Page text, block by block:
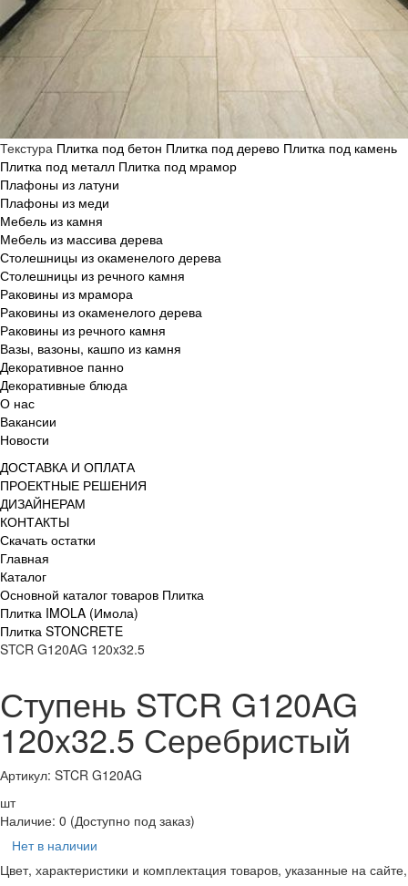
Текстура Плитка под бетон Плитка под дерево Плитка под камень
Плитка под металл Плитка под мрамор
Плафоны из латуни
Плафоны из меди
Мебель из камня
Мебель из массива дерева
Столешницы из окаменелого дерева
Столешницы из речного камня
Раковины из мрамора
Раковины из окаменелого дерева
Раковины из речного камня
Вазы, вазоны, кашпо из камня
Декоративное панно
Декоративные блюда
О нас
Вакансии
Новости
ДОСТАВКА И ОПЛАТА
ПРОЕКТНЫЕ РЕШЕНИЯ
ДИЗАЙНЕРАМ
КОНТАКТЫ
Скачать остатки
Главная
Каталог
Основной каталог товаров Плитка
Плитка IMOLA (Имола)
Плитка STONCRETE
STCR G120AG 120x32.5
Ступень STCR G120AG
120x32.5 Серебристый
Артикул: STCR G120AG
шт
Наличие: 0 (Доступно под заказ)
Нет в наличии
Цвет, характеристики и комплектация товаров, указанные на сайте,